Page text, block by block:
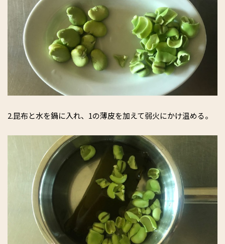
2.昆布と水を鍋に入れ、1の薄皮を加えて弱火にかけ温める。